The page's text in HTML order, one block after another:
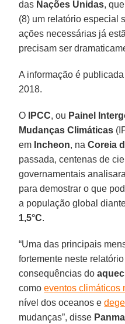
das Nações Unidas,
(8) um relatório especial
ações necessárias já
precisam ser
A informação é
2018.
O IPCC, ou Painel
Mudanças Climáticas
em Incheon, naCoreia
passada, centenas de
governamentais
para demostrar o que
a população global
1,5°C.
“Uma das principais
fortemente neste
consequências do
comoeventos climáticos
nível dos oceanos e
mudanças”, disse